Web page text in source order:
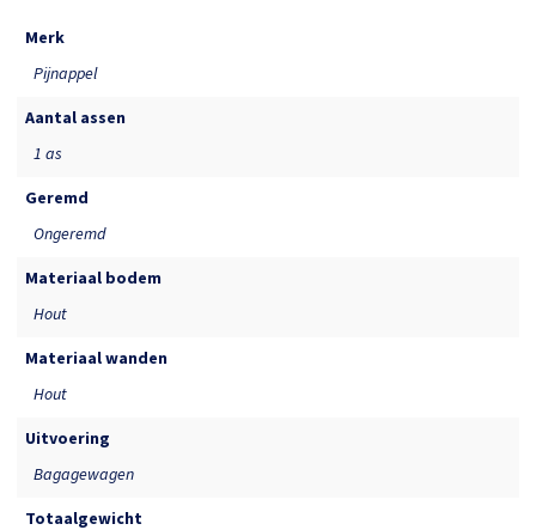
Merk
Pijnappel
Aantal assen
1 as
Geremd
Ongeremd
Materiaal bodem
Hout
Materiaal wanden
Hout
Uitvoering
Bagagewagen
Totaalgewicht